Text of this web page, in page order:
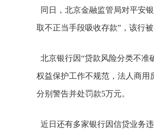
同日，北京金融监管局对平安
取不正当手段吸收存款”，该行
北京银行因“贷款风险分类不
权益保护工作不规范，法人商用
分别警告并处罚款5万元。
近日还有多家银行因信贷业务